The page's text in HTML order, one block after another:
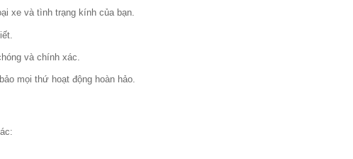
xe và tình trạng kính của bạn.
và chính xác.
mọi thứ hoạt động hoàn hảo.